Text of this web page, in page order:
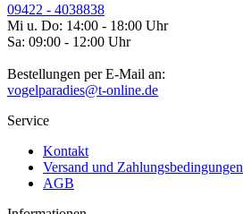
09422 - 4038838
Mi u. Do: 14:00 - 18:00 Uhr
Sa: 09:00 - 12:00 Uhr
Bestellungen per E-Mail an:
vogelparadies@t-online.de
Service
Kontakt
Versand und Zahlungsbedingungen
AGB